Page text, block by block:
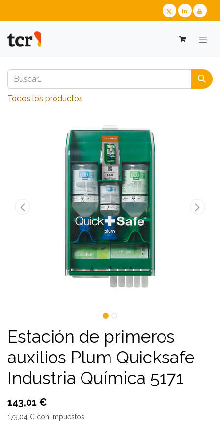
Todos los productos
Estación de primeros
auxilios Plum Quicksafe
Industria Química 5171
143,01 €
173,04 € con impuestos